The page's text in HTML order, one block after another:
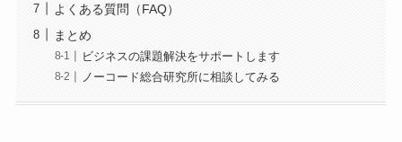
よくある質問（FAQ）
まとめ
ビジネスの課題解決をサポートします
ノーコード総合研究所に相談してみる